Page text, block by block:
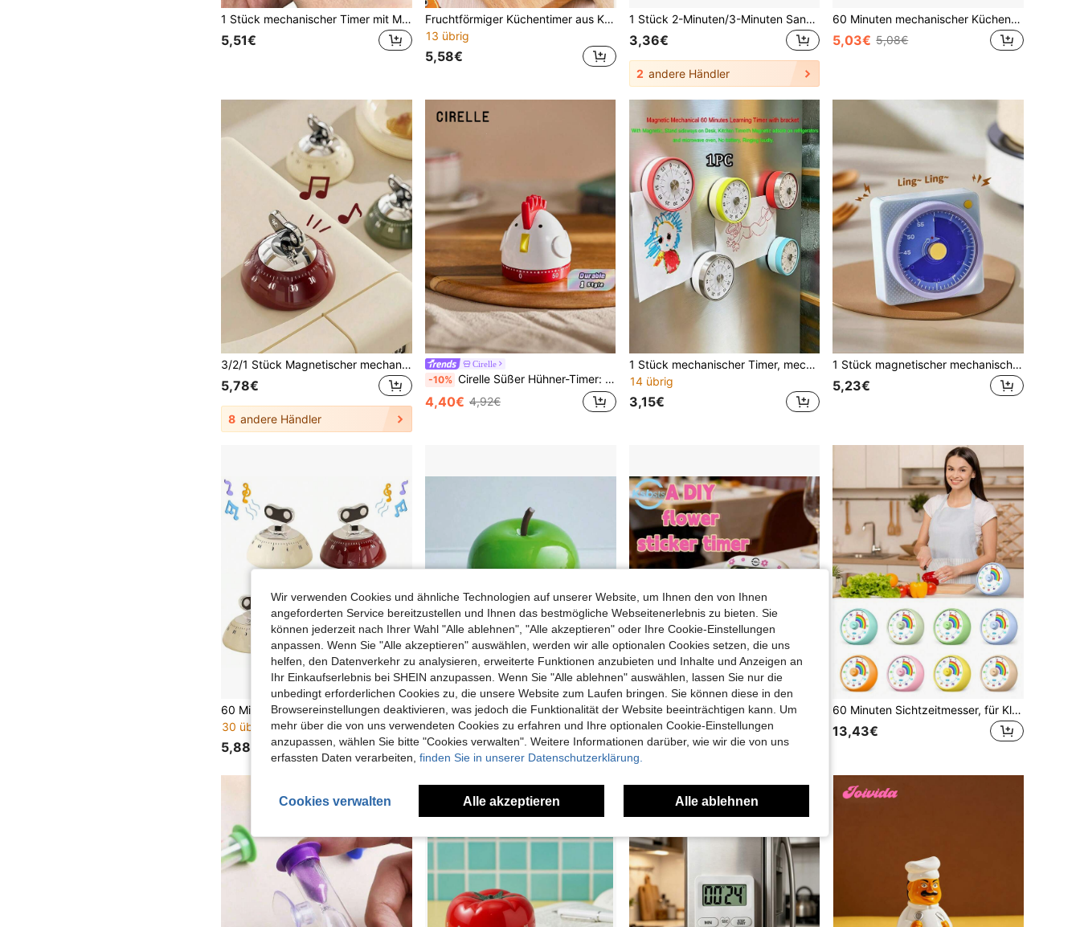
1 Stück mechanischer Timer mit Magnetrücken, Küchentimer, Kochtimer, runder Edelstahl-Timer Kochuhr, 60 Minuten Countdown-Timer, ohne Batterie, Küchenzeitmesser Erinnerung, geeignet für Küche, Kochen, Fitnessstudio, Klassenzimmer, Büro, Restaurant, Backen usw.
5,51€
Fruchtförmiger Küchentimer aus Kunststoff - süßes Design, analoger Lernwecker, Zeitmanagement-Tool für Lernpausen - ohne Batterien, geeignet für verschiedene Zeiterfassungszwecke.
13 übrig
5,58€
1 Stück 2-Minuten/3-Minuten Sanduhr mit Saugnapf - Mini-Timer zum Zähneputzen, für Outdoor-Spiele, Klassenzimmer, drehbare Sanduhr, langanhaltend
3,36€
2 andere Händler
60 Minuten mechanischer Küchentimer, 1 Set Schnellkochtopf-Timer | Einstellbarer Countdown, geeignet für Kochen und Schul-Erinnerungen, batteriefrei, Zeitmanagement-Werkzeug, Mini-Schnellkochtopf, Küchenzubehör, Restaurant-Kochzubehör
5,03€ 5,08€
3/2/1 Stück Magnetischer mechanischer Timer, keine Batterie erforderlich, geeignet für Küche, Kochen, Backen und Lernen, Geschenk zur Einschulung, perfekt für Mütter
5,78€
8 andere Händler
Cirelle
-10% Cirelle Süßer Hühner-Timer: Präzises Timing, um jeden köstlichen Moment zu meistern, einfach zu bedienen, multifunktional für Kochen und Zeitplanung
4,40€ 4,92€
1 Stück mechanischer Timer, mechanisches Design ohne Batterie, Gehäuse mit magnetischem Design für einfache Aufbewahrung, Backen Kochen Fitness Lernen Countdown Erinnerung, Zeitmanagement-Werkzeug für Zuhause/Büro/Klassenzimmer
14 übrig
3,15€
1 Stück magnetischer mechanischer Timer, 60 Minuten Countdown Timer, geeignet für leise Klassenzimmer, Zeitmanagementsystem für Zuhause, Schule, Arbeit, Küchen-Backzeit, Lernzeiten
5,23€
60 Minuten Magnetischer Küchentimer mit Lautem Alarm, Multifunktional für Kochen, Backen, Fitness-Training
30 übrig
5,88€
60-Minuten Apfel-förmiger Küchentimer mit Stunden- und Minutenanzeige, in Grün und Rot erhältlich, batteriefrei, geeignet für Kochen, Lernen und die Pomodoro-Technik
18 übrig
5,75€
36 übrig
4,68€
60 Minuten Sichtzeitmesser, für Klassenzimmer/Büro/Küche, leises Desktop-Zeiterfassungsgerät, Regenbogen-Design Zeitmanagement-Tool
13,43€
Wir verwenden Cookies und ähnliche Technologien auf unserer Website, um Ihnen den von Ihnen
angeforderten Service bereitzustellen und Ihnen das bestmögliche Webseitenerlebnis zu bieten. Sie
können jederzeit nach Ihrer Wahl "Alle ablehnen", "Alle akzeptieren" oder Ihre Cookie-Einstellungen
anpassen. Wenn Sie "Alle akzeptieren" auswählen, werden wir alle optionalen Cookies setzen, die uns
helfen, den Datenverkehr zu analysieren, erweiterte Funktionen anzubieten und Inhalte und Anzeigen an
Ihr Einkaufserlebnis bei SHEIN anzupassen. Wenn Sie "Alle ablehnen" auswählen, lassen Sie nur die
unbedingt erforderlichen Cookies zu, die unsere Website zum Laufen bringen. Sie können diese in den
Browsereinstellungen deaktivieren, was jedoch die Funktionalität der Website beeinträchtigen kann. Um
mehr über die von uns verwendeten Cookies zu erfahren und Ihre optionalen Cookie-Einstellungen
anzupassen, wählen Sie bitte "Cookies verwalten". Weitere Informationen darüber, wie wir die von uns
erfassten Daten verarbeiten, finden Sie in unserer Datenschutzerklärung.
Cookies verwalten Alle akzeptieren Alle ablehnen